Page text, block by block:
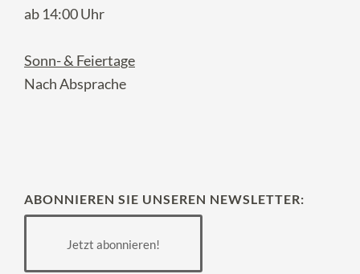
ab 14:00 Uhr
Sonn- & Feiertage
Nach Absprache
ABONNIEREN SIE UNSEREN NEWSLETTER:
Jetzt abonnieren!